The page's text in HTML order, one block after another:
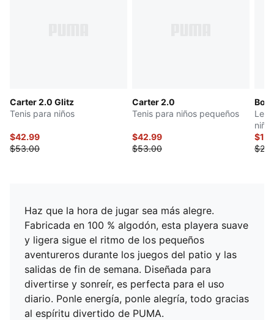
Carter 2.0 Glitz
Tenis para niños
$42.99
$53.00
Carter 2.0
Tenis para niños pequeños
$42.99
$53.00
Haz que la hora de jugar sea más alegre.
Fabricada en 100 % algodón, esta playera suave
y ligera sigue el ritmo de los pequeños
aventureros durante los juegos del patio y las
salidas de fin de semana. Diseñada para
divertirse y sonreír, es perfecta para el uso
diario. Ponle energía, ponle alegría, todo gracias
al espíritu divertido de PUMA.